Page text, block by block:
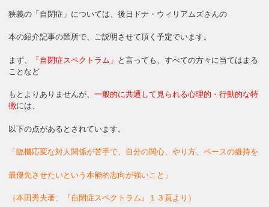
狭義の「自閉症」については、後日ドナ・ウィリアムズさんの
本の紹介記事の箇所で、ご説明させて頂く予定でいます。
まず、 「自閉症スペクトラム」 と言っても、すべての方々に当てはまる
ことなど
もとよりありませんが、一般的に共通して見られる心理的・行動的な特
徴には、
以下の点があるとされています。
「臨機応変な対人関係が苦手で、自分の関心、やり方、ペースの維持を
最優先させたいという本能的志向が強いこと」
（本田秀夫著、『自閉症スペクトラム』１３頁より）